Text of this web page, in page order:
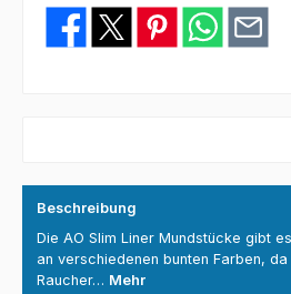
Beschreibung
Die AO Slim Liner Mundstücke gibt
an verschiedenen bunten Farben,
Raucher… Mehr